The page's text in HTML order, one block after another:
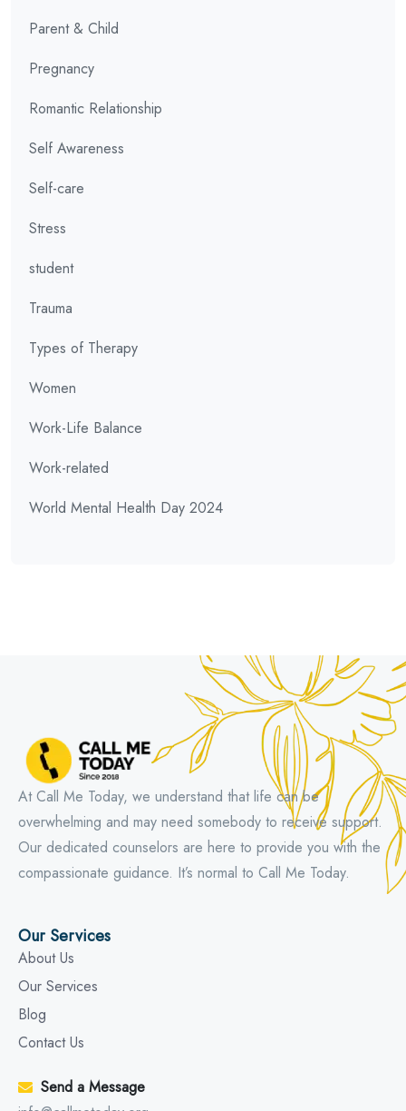
Parent & Child
Pregnancy
Romantic Relationship
Self Awareness
Self-care
Stress
student
Trauma
Types of Therapy
Women
Work-Life Balance
Work-related
World Mental Health Day 2024
At Call Me Today, we understand that life can be
overwhelming and may need somebody to receive support.
Our dedicated counselors are here to provide you with the
compassionate guidance. It’s normal to Call Me Today.
Our Services
About Us
Our Services
Blog
Contact Us
Send a Message